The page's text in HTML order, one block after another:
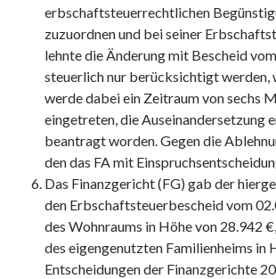
erbschaftsteuerrechtlichen
zuzuordnen und bei seiner
lehnte die Änderung mit Bescheid
steuerlich nur berücksichtigt werden,
werde dabei ein Zeitraum von sechs
eingetreten, die Auseinandersetzung
beantragt worden. Gegen die
den das FA mit
Das Finanzgericht (FG) gab der
den Erbschaftsteuerbescheid vom
des Wohnraums in Höhe von 28.942
des eigengenutzten Familienheims in
Entscheidungen der Finanzgerichte